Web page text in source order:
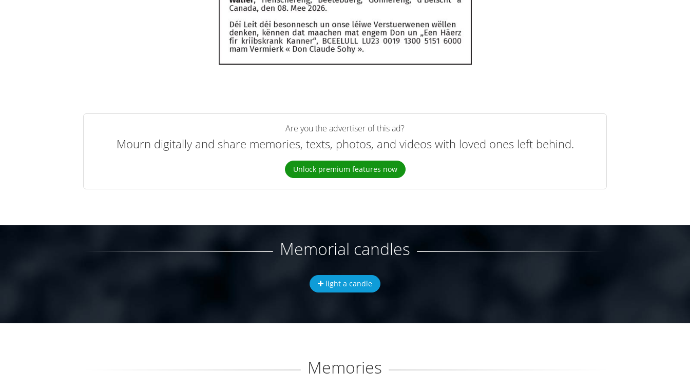
Are you the advertiser of this ad?
Mourn digitally and share memories, texts, photos, and videos with loved ones left behind.
Unlock premium features now
Memorial candles
light a candle
Memories